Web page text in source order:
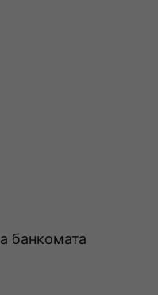
банкомата